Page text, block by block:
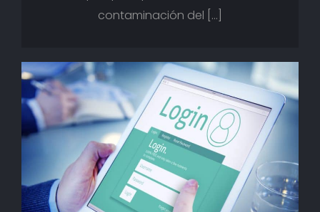
contaminación del […]